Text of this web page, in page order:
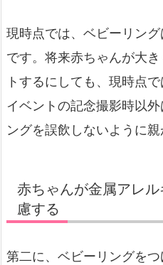
現時点では、ベビーリン
です。将来赤ちゃんが大
トするにしても、現時点
イベントの記念撮影時以
ングを誤飲しないように親
赤ちゃんが金属アレ
慮する
第二に、ベビーリングを